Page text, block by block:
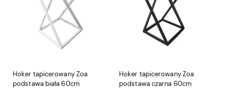
Hoker tapicerowany Zoa
podstawa biała 60cm
Hoker tapicerowany Zoa
podstawa czarna 60cm